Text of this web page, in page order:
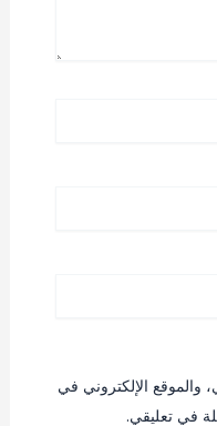
والموقع الإلكتروني في
في تعليقي.